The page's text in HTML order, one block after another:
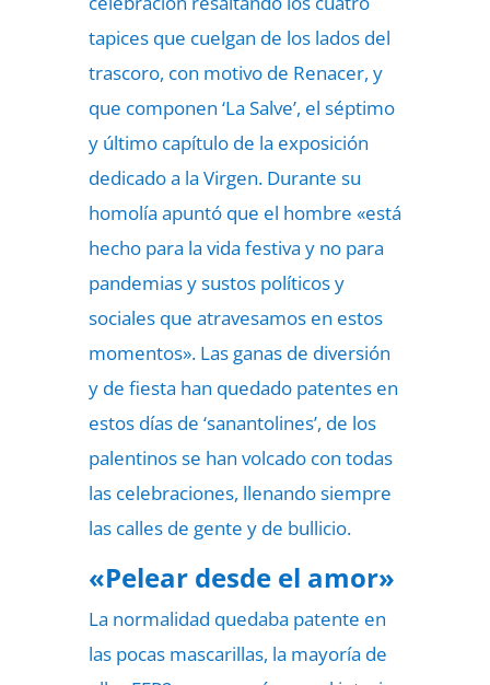
tapices que cuelgan de los lados del
trascoro, con motivo de Renacer, y
que componen ‘La Salve’, el séptimo
y último capítulo de la exposición
dedicado a la Virgen. Durante su
homolía apuntó que el hombre «está
hecho para la vida festiva y no para
pandemias y sustos políticos y
sociales que atravesamos en estos
momentos». Las ganas de diversión
y de fiesta han quedado patentes en
estos días de ‘sanantolines’, de los
palentinos se han volcado con todas
las celebraciones, llenando siempre
las calles de gente y de bullicio.
«Pelear desde el amor»
La normalidad quedaba patente en
las pocas mascarillas, la mayoría de